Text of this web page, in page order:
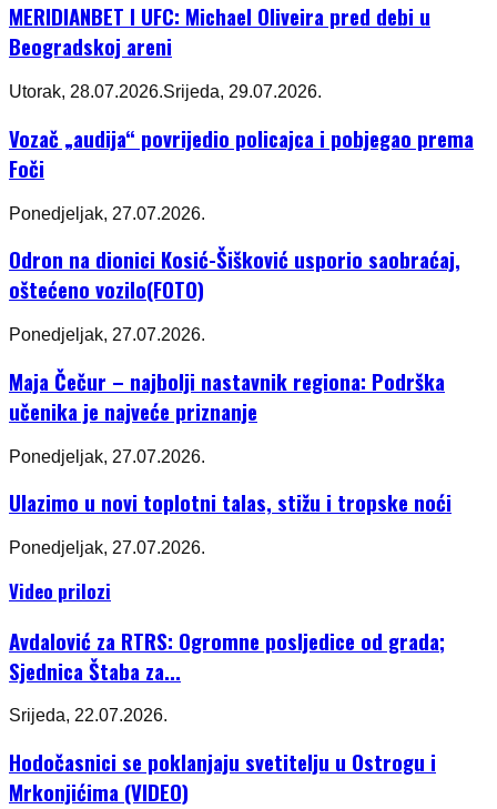
MERIDIANBET I UFC: Michael Oliveira pred debi u
Beogradskoj areni
Utorak, 28.07.2026.Srijeda, 29.07.2026.
Vozač „audija“ povrijedio policajca i pobjegao prema
Foči
Ponedjeljak, 27.07.2026.
Odron na dionici Kosić-Šišković usporio saobraćaj,
oštećeno vozilo(FOTO)
Ponedjeljak, 27.07.2026.
Maja Čečur – najbolji nastavnik regiona: Podrška
učenika je najveće priznanje
Ponedjeljak, 27.07.2026.
Ulazimo u novi toplotni talas, stižu i tropske noći
Ponedjeljak, 27.07.2026.
Video prilozi
Avdalović za RTRS: Ogromne posljedice od grada;
Sjednica Štaba za...
Srijeda, 22.07.2026.
Hodočasnici se poklanjaju svetitelju u Ostrogu i
Mrkonjićima (VIDEO)